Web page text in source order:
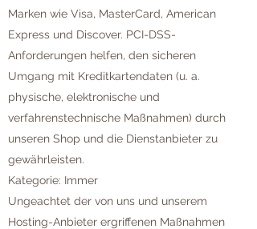
Marken wie Visa, MasterCard, American
Express und Discover. PCI-DSS-
Anforderungen helfen, den sicheren
Umgang mit Kreditkartendaten (u. a.
physische, elektronische und
verfahrenstechnische Maßnahmen) durch
unseren Shop und die Dienstanbieter zu
gewährleisten.
Kategorie: Immer
Ungeachtet der von uns und unserem
Hosting-Anbieter ergriffenen Maßnahmen